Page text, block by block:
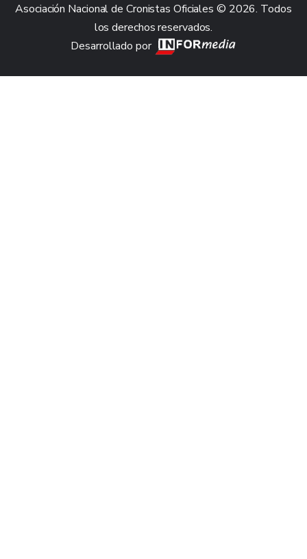
Asociación Nacional de Cronistas Oficiales © 2026. Todos
los derechos reservados.
Desarrollado por